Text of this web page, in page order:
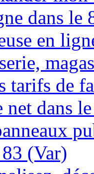
dans le
en
tarifs de
net dans
(Var)